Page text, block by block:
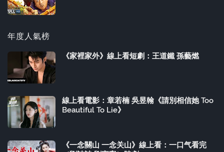
年度人氣榜
《家裡家外》線上看短劇：王道鐵 孫藝燃
線上看電影：章若楠 吳昱翰《請別相信她 Too
Beautiful To Lie》
《一念關山 一念关山》線上看：一口气看完